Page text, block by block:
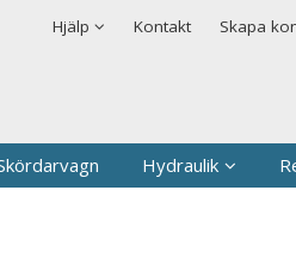
Hjälp
& Cookies Kontakt Skapa
Lösenord
Hydraulik